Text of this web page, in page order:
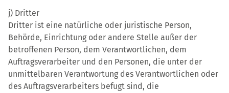
j) Dritter
Dritter ist eine natürliche oder juristische Person,
Behörde, Einrichtung oder andere Stelle außer der
betroffenen Person, dem Verantwortlichen, dem
Auftragsverarbeiter und den Personen, die unter der
unmittelbaren Verantwortung des Verantwortlichen oder
des Auftragsverarbeiters befugt sind, die